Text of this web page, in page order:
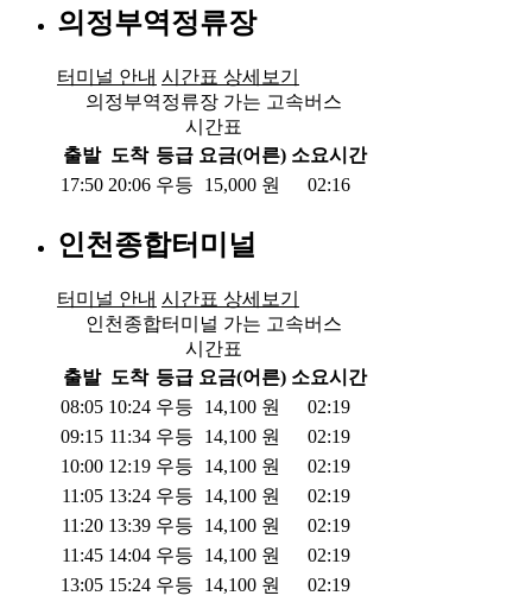
의정부역정류장
터미널 안내 시간표 상세보기
의정부역정류장 가는 고속버스
시간표
출발 도착 등급 요금(어른) 소요시간
17:50 20:06 우등 15,000 원 02:16
인천종합터미널
터미널 안내 시간표 상세보기
인천종합터미널 가는 고속버스
시간표
출발 도착 등급 요금(어른) 소요시간
08:05 10:24 우등 14,100 원
02:19
09:15 11:34 우등 14,100 원
02:19
10:00 12:19 우등 14,100 원
02:19
11:05 13:24 우등 14,100 원
02:19
11:20 13:39 우등 14,100 원
02:19
11:45 14:04 우등 14,100 원
02:19
13:05 15:24 우등 14,100 원
02:19